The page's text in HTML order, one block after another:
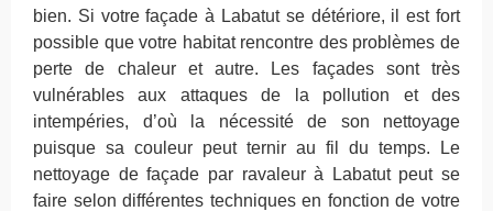
bien. Si votre façade à Labatut se détériore, il est fort
possible que votre habitat rencontre des problèmes de
perte de chaleur et autre. Les façades sont très
vulnérables aux attaques de la pollution et des
intempéries, d’où la nécessité de son nettoyage
puisque sa couleur peut ternir au fil du temps. Le
nettoyage de façade par ravaleur à Labatut peut se
faire selon différentes techniques en fonction de votre